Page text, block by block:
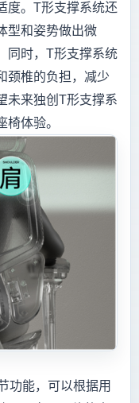
度。T形支撑系统还
型和姿势做出微
同时，T形支撑系统
颈椎的负担，减少
未来独创T形支撑系
体验。
能，可以根据用